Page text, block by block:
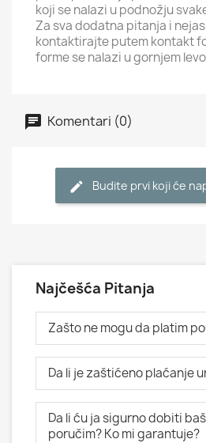
koji se nalazi u podnožju
Za sva dodatna pitanja i
kontaktirajte putem kontakt
forme se nalazi u gornjem
Komentari (0)
Budite prvi koji će
Najčešća Pitanja
Zašto ne mogu da platim
Da li je zaštićeno plaćanje
Da li ću ja sigurno dobiti
poručim? Ko mi garantuje?